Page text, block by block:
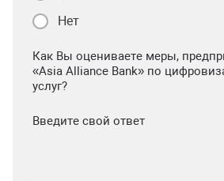
Нет
Как Вы оцениваете меры,
«Asia Alliance Bank» по
услуг?
Введите свой ответ